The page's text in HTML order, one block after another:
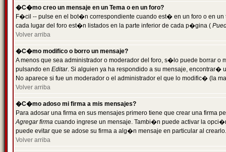
�C�mo creo un mensaje en un Tema o en un foro?
F�cil -- pulse en el bot�n correspondiente cuando est� en un foro o en
cada lugar del foro est�n listados en la parte inferior de cada p�gina (
Volver arriba
�C�mo modifico o borro un mensaje?
A menos que sea administrador o moderador del foro, s�lo puede borrar o
pulsando en Editar. Si alguien ya ha respondido a su mensaje, encontrar�
No aparece si fue un moderador o el administrador el que lo modific� (la
Volver arriba
�C�mo adoso mi firma a mis mensajes?
Para adosar una firma en sus mensajes primero tiene que crear una firma
Agregar firma cuando ingrese un mensaje. Tambi�n puede activar la
puede evitar que se adose su firma a alg�n mensaje en particular al crearlo.
Volver arriba